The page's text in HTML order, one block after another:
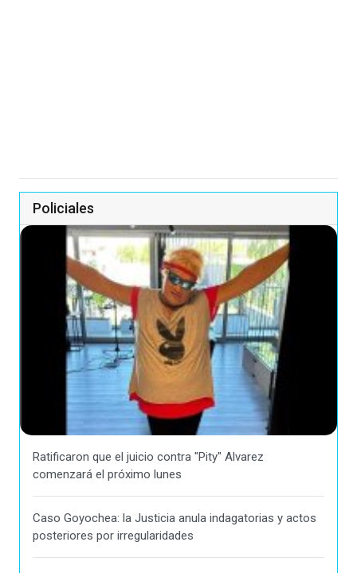
Policiales
Ratificaron que el juicio contra "Pity" Alvarez
comenzará el próximo lunes
Caso Goyochea: la Justicia anula indagatorias y actos
posteriores por irregularidades